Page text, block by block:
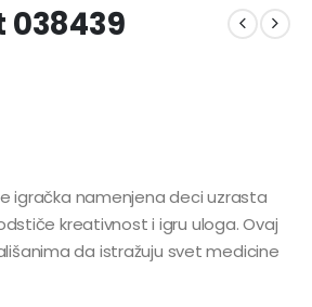
038439
igračka namenjena deci uzrasta
kreativnost i igru uloga. Ovaj
da istražuju svet medicine